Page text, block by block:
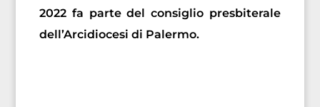
2022 fa parte del consiglio presbiterale
dell’Arcidiocesi di Palermo.